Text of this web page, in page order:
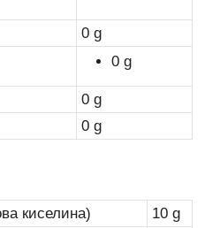
0 g
0 g
0 g
0 g
киселина)
10 g